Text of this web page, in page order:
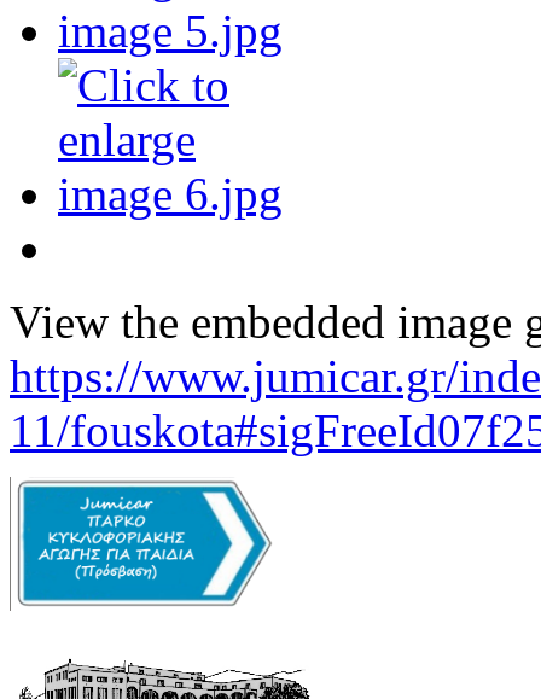
View the embedded image
https://www.jumicar.gr/
11/